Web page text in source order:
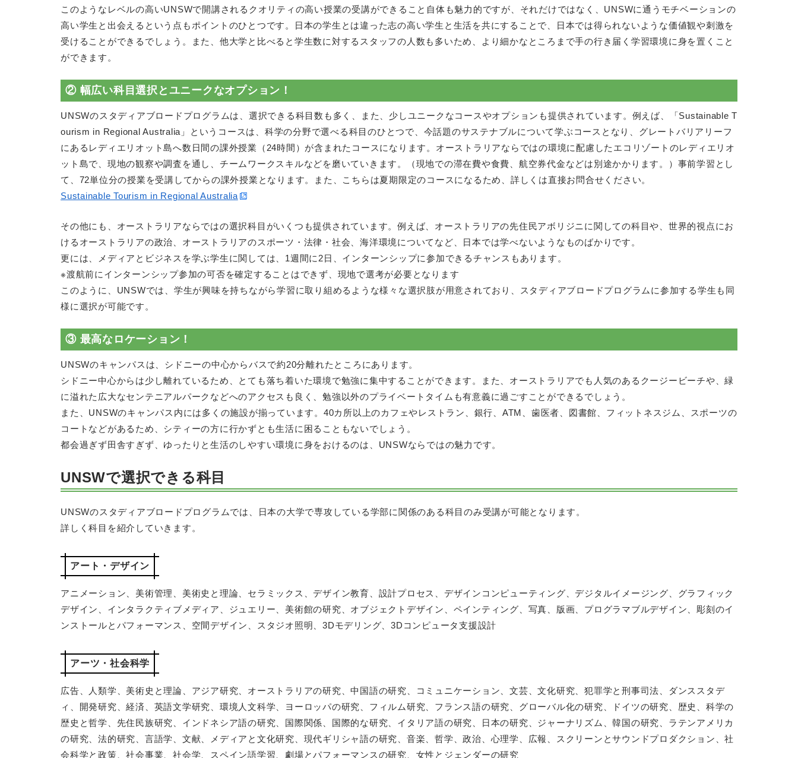
このようなレベルの高いUNSWで開講されるクオリティの高い授業の受講ができること自体も魅力的ですが、それだけではなく、UNSWに通うモチベーションの
高い学生と出会えるという点もポイントのひとつです。日本の学生とは違った志の高い学生と生活を共にすることで、日本では得られないような価値観や刺激を
受けることができるでしょう。また、他大学と比べると学生数に対するスタッフの人数も多いため、より細かなところまで手の行き届く学習環境に身を置くこと
ができます。
② 幅広い科目選択とユニークなオプション！
UNSWのスタディアブロードプログラムは、選択できる科目数も多く、また、少しユニークなコースやオプションも提供されています。例えば、「Sustainable T
ourism in Regional Australia」というコースは、科学の分野で選べる科目のひとつで、今話題のサステナブルについて学ぶコースとなり、グレートバリアリーフ
にあるレディエリオット島へ数日間の課外授業（24時間）が含まれたコースになります。オーストラリアならではの環境に配慮したエコリゾートのレディエリオ
ット島で、現地の観察や調査を通し、チームワークスキルなどを磨いていきます。（現地での滞在費や食費、航空券代金などは別途かかります。）事前学習とし
て、72単位分の授業を受講してからの課外授業となります。また、こちらは夏期限定のコースになるため、詳しくは直接お問合せください。
Sustainable Tourism in Regional Australia
その他にも、オーストラリアならではの選択科目がいくつも提供されています。例えば、オーストラリアの先住民アボリジニに関しての科目や、世界的視点にお
けるオーストラリアの政治、オーストラリアのスポーツ・法律・社会、海洋環境についてなど、日本では学べないようなものばかりです。
更には、メディアとビジネスを学ぶ学生に関しては、1週間に2日、インターンシップに参加できるチャンスもあります。
※渡航前にインターンシップ参加の可否を確定することはできず、現地で選考が必要となります
このように、UNSWでは、学生が興味を持ちながら学習に取り組めるような様々な選択肢が用意されており、スタディアブロードプログラムに参加する学生も同
様に選択が可能です。
③ 最高なロケーション！
UNSWのキャンパスは、シドニーの中心からバスで約20分離れたところにあります。
シドニー中心からは少し離れているため、とても落ち着いた環境で勉強に集中することができます。また、オーストラリアでも人気のあるクージービーチや、緑
に溢れた広大なセンテニアルパークなどへのアクセスも良く、勉強以外のプライベートタイムも有意義に過ごすことができるでしょう。
また、UNSWのキャンパス内には多くの施設が揃っています。40カ所以上のカフェやレストラン、銀行、ATM、歯医者、図書館、フィットネスジム、スポーツの
コートなどがあるため、シティーの方に行かずとも生活に困ることもないでしょう。
都会過ぎず田舎すぎず、ゆったりと生活のしやすい環境に身をおけるのは、UNSWならではの魅力です。
UNSWで選択できる科目
UNSWのスタディアブロードプログラムでは、日本の大学で専攻している学部に関係のある科目のみ受講が可能となります。
詳しく科目を紹介していきます。
アート・デザイン
アニメーション、美術管理、美術史と理論、セラミックス、デザイン教育、設計プロセス、デザインコンピューティング、デジタルイメージング、グラフィック
デザイン、インタラクティブメディア、ジュエリー、美術館の研究、オブジェクトデザイン、ペインティング、写真、版画、プログラマブルデザイン、彫刻のイ
ンストールとパフォーマンス、空間デザイン、スタジオ照明、3Dモデリング、3Dコンピュータ支援設計
アーツ・社会科学
広告、人類学、美術史と理論、アジア研究、オーストラリアの研究、中国語の研究、コミュニケーション、文芸、文化研究、犯罪学と刑事司法、ダンススタデ
ィ、開発研究、経済、英語文学研究、環境人文科学、ヨーロッパの研究、フィルム研究、フランス語の研究、グローバル化の研究、ドイツの研究、歴史、科学の
歴史と哲学、先住民族研究、インドネシア語の研究、国際関係、国際的な研究、イタリア語の研究、日本の研究、ジャーナリズム、韓国の研究、ラテンアメリカ
の研究、法的研究、言語学、文献、メディアと文化研究、現代ギリシャ語の研究、音楽、哲学、政治、心理学、広報、スクリーンとサウンドプロダクション、社
会科学と政策、社会事業、社会学、スペイン語学習、劇場とパフォーマンスの研究、女性とジェンダーの研究